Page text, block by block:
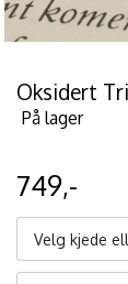
Oksidert
På lager
749,-
Velg kjede